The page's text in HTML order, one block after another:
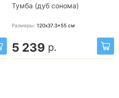
Тумба (дуб сонома)
Размеры: 120x37.3x55 см
5 239 р.